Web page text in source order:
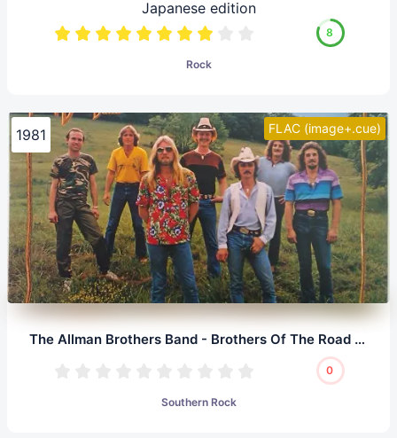
Japanese edition
8
Rock
FLAC (image+.cue)
1981
The Allman Brothers Band - Brothers Of The Road (LP, 24/192.0)
0
Southern Rock